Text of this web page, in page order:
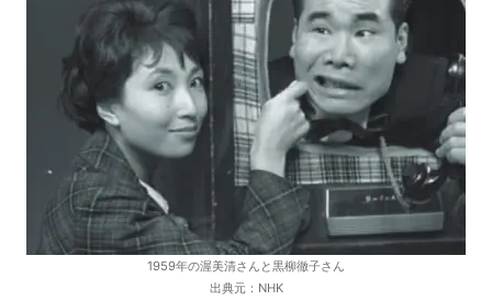
1959年の渥美清さんと黒柳徹子さん
出典元：NHK